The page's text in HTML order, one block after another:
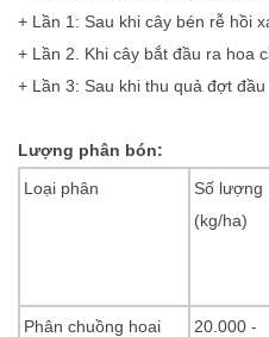
+ Lần 1: Sau khi cây bén rễ hồi
+ Lần 2. Khi cây bắt đầu ra hoa
+ Lần 3: Sau khi thu quả đợt đầu
Lượng phân bón:
Loại phân
Số lượng
(kg/ha)
Phân chuồng hoai
20.000 -